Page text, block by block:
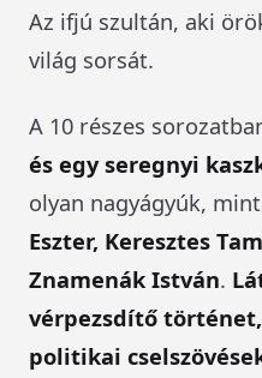
Az ifjú szultán, aki
világ sorsát.
A 10 részes
és egy seregnyi
olyan nagyágyúk, mint
Eszter, Keresztes
Znamenák István.
vérpezsdítő
politikai